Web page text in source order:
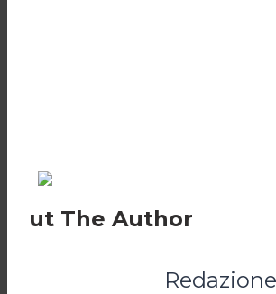
ut The Author
Redazione